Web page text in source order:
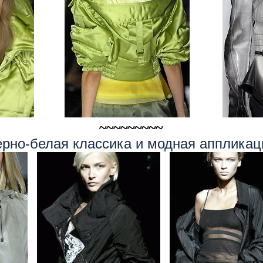
............. ..............
~~~~~~~~~
белая классика и модная